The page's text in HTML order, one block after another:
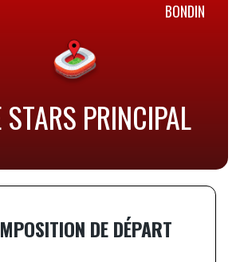
BONDIN
STARS PRINCIPAL
DE DÉPART